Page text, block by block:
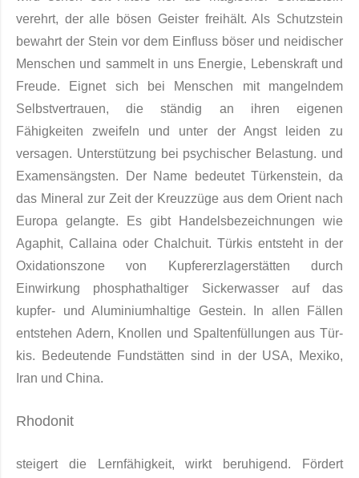
verehrt, der alle bösen Geister freihält. Als Schutzstein
bewahrt der Stein vor dem Einfluss böser und neidischer
Menschen und sammelt in uns Energie, Lebenskraft und
Freude. Eignet sich bei Menschen mit mangelndem
Selbstvertrauen, die ständig an ihren eigenen
Fähigkeiten zweifeln und unter der Angst leiden zu
versagen. Unterstützung bei psychischer Belastung. und
Examensängsten. Der Name bedeutet Türkenstein, da
das Mineral zur Zeit der Kreuzzüge aus dem Orient nach
Europa ge­langte. Es gibt Handelsbezeichnungen wie
Agaphit, Callaina oder Chalchuit. Türkis entsteht in der
Oxi­dationszone von Kupfer­erzlagerstätten durch
Einwirkung phosphathaltiger Sickerwasser auf das
kupfer- und Aluminiumhaltige Gestein. In allen Fällen
entstehen Adern, Knollen und Spaltenfüllungen aus Tür­
kis. Bedeutende Fundstätten sind in der USA, Mexiko,
Iran und China.
Rhodonit
steigert die Lernfähigkeit, wirkt beruhigend. Fördert